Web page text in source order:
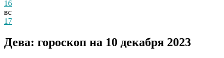
16
вс
17
Дева: гороскоп на 10 декабря 2023